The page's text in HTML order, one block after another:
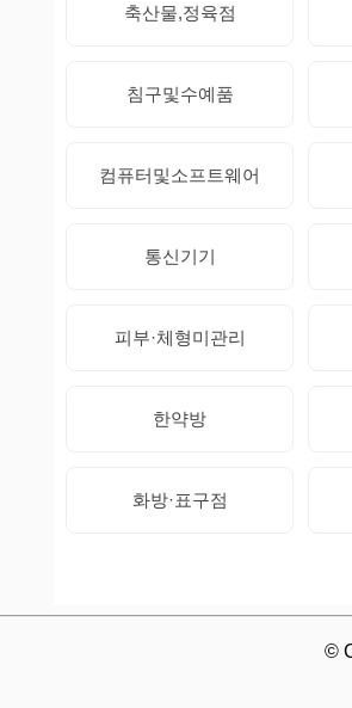
축산물,정육점
침구및수예품
컴퓨터및소프트웨어
통신기기
피부·체형미관리
한약방
화방·표구점
©